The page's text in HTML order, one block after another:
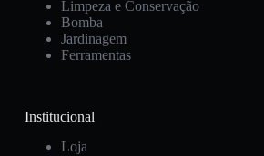
Limpeza e Conservação
Bomba
Jardinagem
Ferramentas
Institucional
Loja